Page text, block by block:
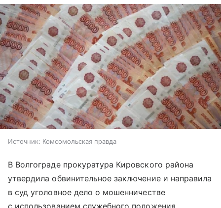
Источник: Комсомольская правда
В Волгограде прокуратура Кировского района
утвердила обвинительное заключение и направила
в суд уголовное дело о мошенничестве
с использованием служебного положения.